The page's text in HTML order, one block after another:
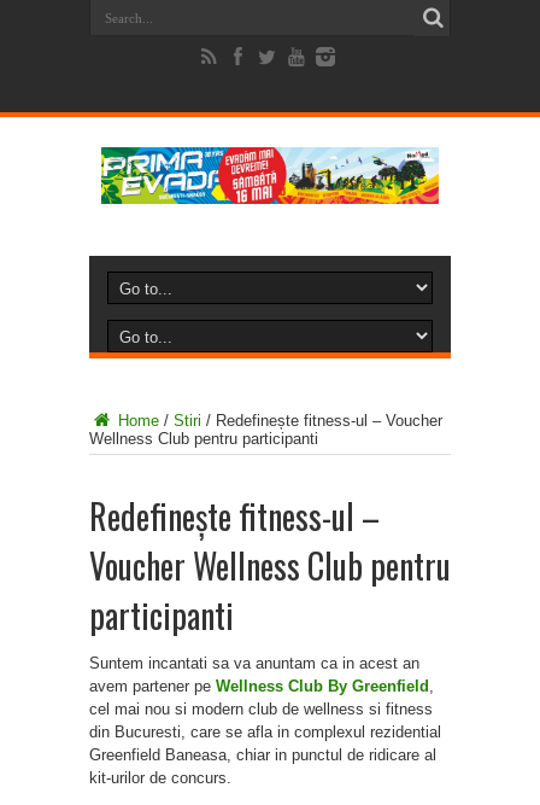
Home / Stiri / Redefinește fitness-ul – Voucher
Wellness Club pentru participanti
Redefinește fitness-ul –
Voucher Wellness Club pentru
participanti
Suntem incantati sa va anuntam ca in acest an
avem partener pe Wellness Club By Greenfield
cel mai nou si modern club de wellness si fitness
din Bucuresti, care se afla in complexul rezidential
Greenfield Baneasa, chiar in punctul de ridicare al
kit-urilor de concurs.